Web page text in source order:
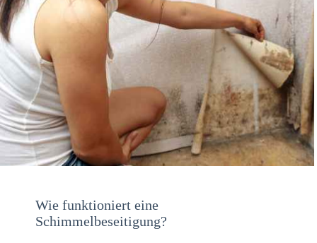
Wie funktioniert eine
Schimmelbeseitigung?